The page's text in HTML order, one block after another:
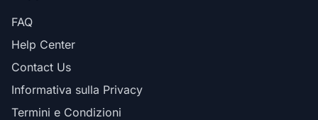
FAQ
Help Center
Contact Us
Informativa sulla Privacy
Termini e Condizioni